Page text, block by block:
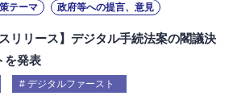
テーマ 政府等への提言、意見
スリリース】デジタル手続法案の閣議決
を発表
デジタルファースト